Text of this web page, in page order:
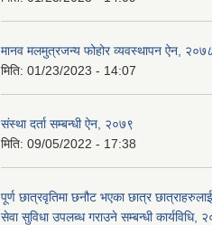
मानव मलमुत्रजन्य फोहोर व्यवस्थापन ऐन, २०७८
मिति: 01/23/2023 - 14:07
संस्था दर्ता सम्बन्धी ऐन, २०७९
मिति: 09/05/2022 - 17:38
पूर्ण छात्रवृतिमा छनौट भएका छात्र
सेवा सुविधा उपलब्ध गराउने सम्बन्धी कार्यविधि,